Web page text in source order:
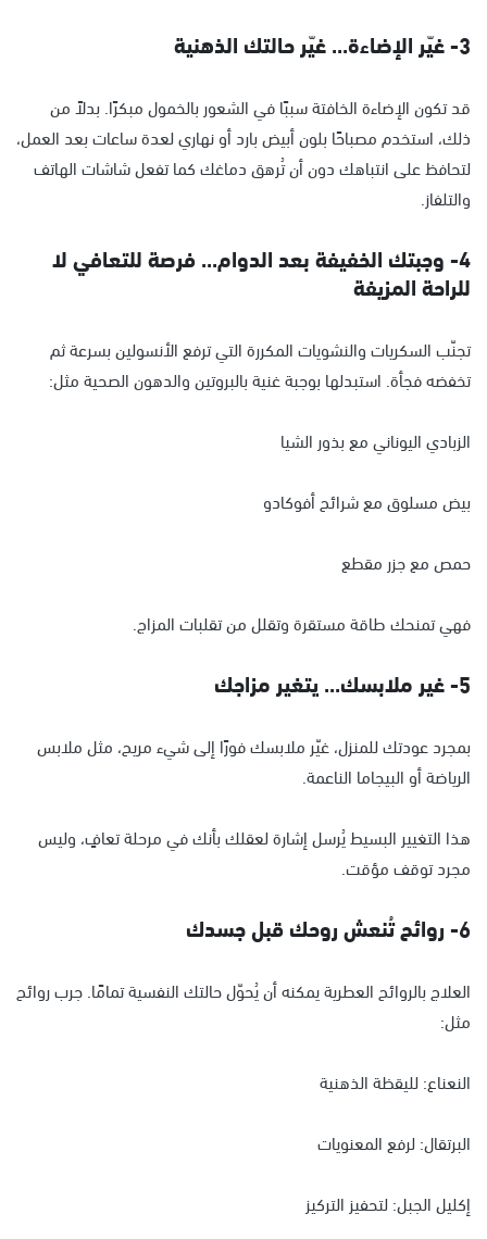
3- غيّر الإضاءة... غيّر حالتك الذهنية
قد تكون الإضاءة الخافتة سببًا في الشعور بالخمول مبكرًا. بدلاً من
ذلك، استخدم مصباحًا بلون أبيض بارد أو نهاري لعدة ساعات بعد العمل،
لتحافظ على انتباهك دون أن تُرهق دماغك كما تفعل شاشات الهاتف
والتلفاز.
4- وجبتك الخفيفة بعد الدوام... فرصة للتعافي لا
للراحة المزيفة
تجنّب السكريات والنشويات المكررة التي ترفع الأنسولين بسرعة ثم
تخفضه فجأة. استبدلها بوجبة غنية بالبروتين والدهون الصحية مثل:
الزبادي اليوناني مع بذور الشيا
بيض مسلوق مع شرائح أفوكادو
حمص مع جزر مقطع
فهي تمنحك طاقة مستقرة وتقلل من تقلبات المزاج.
5- غير ملابسك... يتغير مزاجك
بمجرد عودتك للمنزل، غيّر ملابسك فورًا إلى شيء مريح، مثل ملابس
الرياضة أو البيجاما الناعمة.
هذا التغيير البسيط يُرسل إشارة لعقلك بأنك في مرحلة تعافٍ، وليس
مجرد توقف مؤقت.
6- روائح تُنعش روحك قبل جسدك
العلاج بالروائح العطرية يمكنه أن يُحوّل حالتك النفسية تمامًا. جرب روائح
مثل:
النعناع: لليقظة الذهنية
البرتقال: لرفع المعنويات
إكليل الجبل: لتحفيز التركيز